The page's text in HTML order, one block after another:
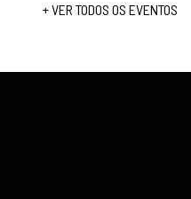
+ VER TODOS OS EVENTOS